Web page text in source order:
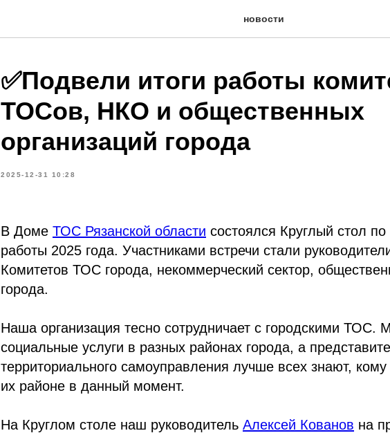
новости
✅Подвели итоги работы
ТОСов, НКО и общественных
организаций города
2025-12-31 10:28
В Доме ТОС Рязанской области состоялся Круглый стол
работы 2025 года. Участниками встречи стали
Комитетов ТОС города, некоммерческий сектор,
города.
Наша организация тесно сотрудничает с городскими ТОС.
социальные услуги в разных районах города, а
территориального самоуправления лучше всех знают,
их районе в данный момент.
На Круглом столе наш руководитель Алексей Кованов на